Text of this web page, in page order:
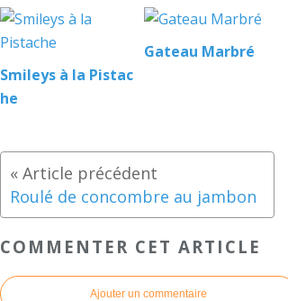
Smileys à la Pistac
he
Gateau Marbré
Roulé de concombre au jambon
COMMENTER CET ARTICLE
Ajouter un commentaire